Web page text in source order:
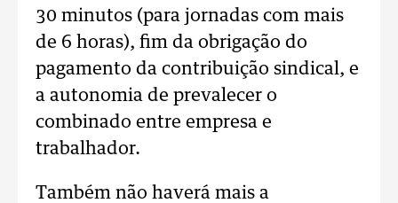
30 minutos (para jornadas com mais
de 6 horas), fim da obrigação do
pagamento da contribuição sindical, e
a autonomia de prevalecer o
combinado entre empresa e
trabalhador.
Também não haverá mais a